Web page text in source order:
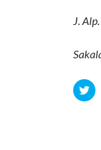
J. Alp.
C
l